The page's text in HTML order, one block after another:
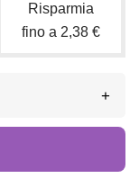
Risparmia
fino a 2,38 €
+